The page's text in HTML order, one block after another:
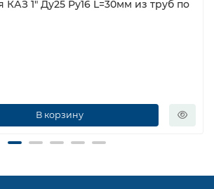
КАЗ 1″ Ду25 Ру16 L=30мм из труб по
В корзину